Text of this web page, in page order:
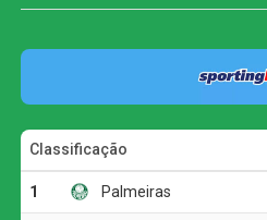
A primeira etapa foi marcada
disputa física. As duas equipes
para construir jogadas
foram raras.